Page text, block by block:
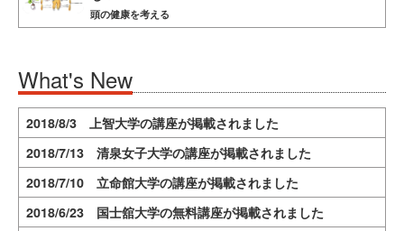
頭の健康を考える
What's New
2018/8/3 上智大学の講座が掲載されました
2018/7/13 清泉女子大学の講座が掲載されました
2018/7/10 立命館大学の講座が掲載されました
2018/6/23 国士舘大学の無料講座が掲載されました